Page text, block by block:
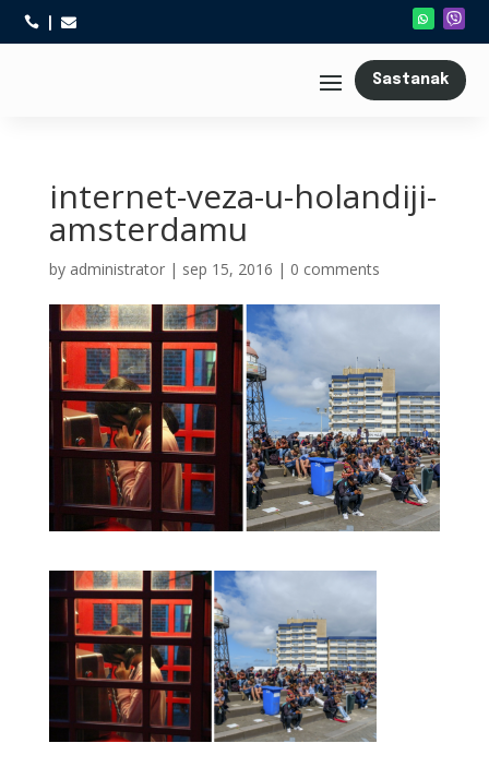
 
Sastanak
internet-veza-u-holandiji-
amsterdamu
by administrator| sep 15, 2016 | 0 comments